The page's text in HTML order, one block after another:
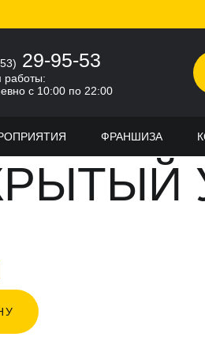
29-95-53
работы:
с 10:00 по 22:00
ФРАНШИЗА
НА